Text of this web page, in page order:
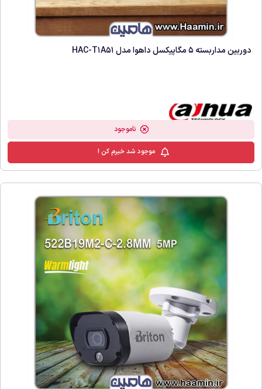
دوربین مداربسته 5 مگاپیکسل داهوا مدل HAC-T1A51
ناموجود
موجود شد خبرم کن !